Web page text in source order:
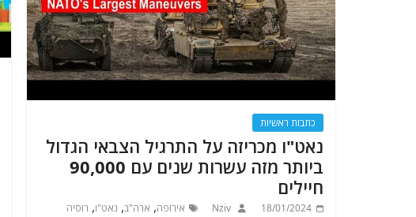
כתבות ראשיות
נאט"ו מכריזה על התרגיל הצבאי הגדול
ביותר מזה עשרות שנים עם 90,000
חיילים
18/01/2024
Nziv אירופה, ארה"ב, נאט"ו, רוסיה